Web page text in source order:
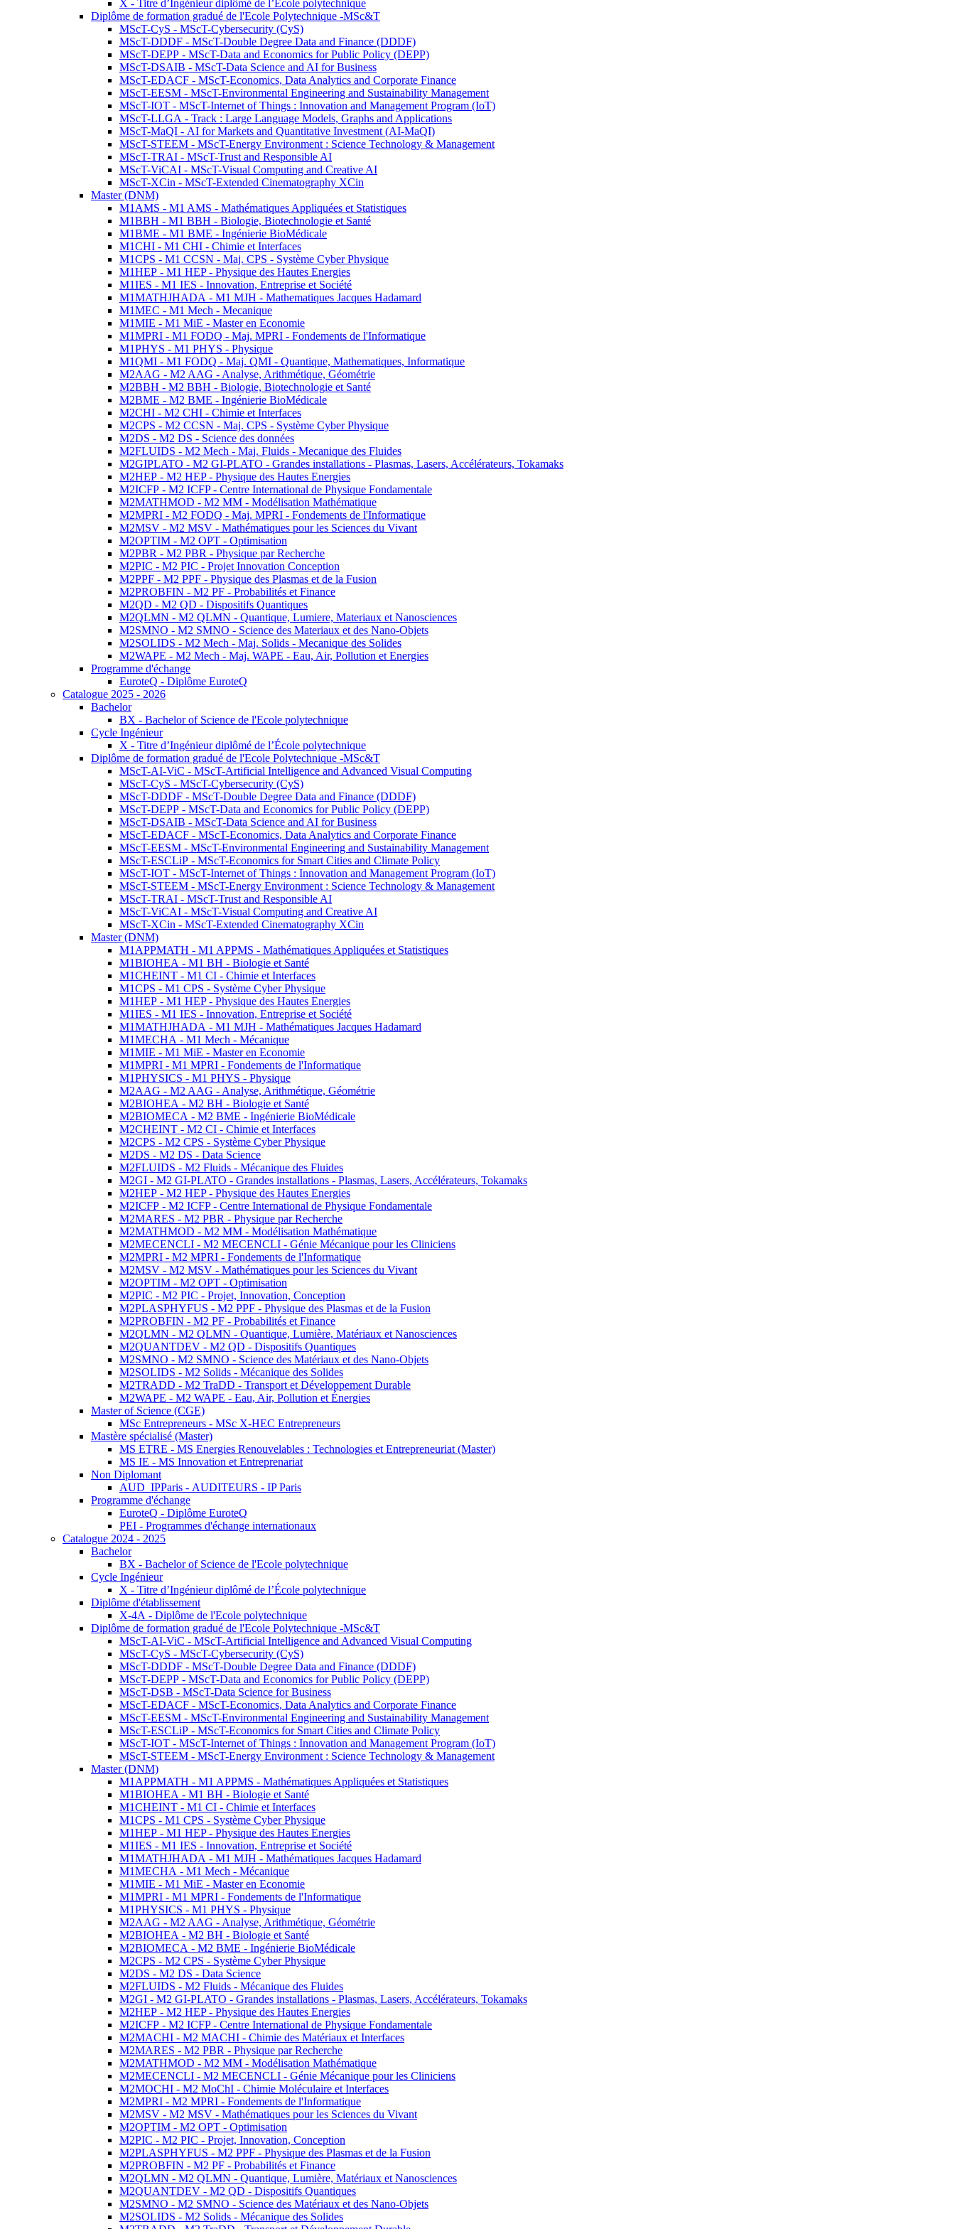
X - Titre d’Ingénieur diplômé de l’École polytechnique
Diplôme de formation gradué de l'Ecole Polytechnique -MSc&T
MScT-CyS - MScT-Cybersecurity (CyS)
MScT-DDDF - MScT-Double Degree Data and Finance (DDDF)
MScT-DEPP - MScT-Data and Economics for Public Policy (DEPP)
MScT-DSAIB - MScT-Data Science and AI for Business
MScT-EDACF - MScT-Economics, Data Analytics and Corporate Finance
MScT-EESM - MScT-Environmental Engineering and Sustainability Management
MScT-IOT - MScT-Internet of Things : Innovation and Management Program (IoT)
MScT-LLGA - Track : Large Language Models, Graphs and Applications
MScT-MaQI - AI for Markets and Quantitative Investment (AI-MaQI)
MScT-STEEM - MScT-Energy Environment : Science Technology & Management
MScT-TRAI - MScT-Trust and Responsible AI
MScT-ViCAI - MScT-Visual Computing and Creative AI
MScT-XCin - MScT-Extended Cinematography XCin
Master (DNM)
M1AMS - M1 AMS - Mathématiques Appliquées et Statistiques
M1BBH - M1 BBH - Biologie, Biotechnologie et Santé
M1BME - M1 BME - Ingénierie BioMédicale
M1CHI - M1 CHI - Chimie et Interfaces
M1CPS - M1 CCSN - Maj. CPS - Système Cyber Physique
M1HEP - M1 HEP - Physique des Hautes Energies
M1IES - M1 IES - Innovation, Entreprise et Société
M1MATHJHADA - M1 MJH - Mathematiques Jacques Hadamard
M1MEC - M1 Mech - Mecanique
M1MIE - M1 MiE - Master en Economie
M1MPRI - M1 FODQ - Maj. MPRI - Fondements de l'Informatique
M1PHYS - M1 PHYS - Physique
M1QMI - M1 FODQ - Maj. QMI - Quantique, Mathematiques, Informatique
M2AAG - M2 AAG - Analyse, Arithmétique, Géométrie
M2BBH - M2 BBH - Biologie, Biotechnologie et Santé
M2BME - M2 BME - Ingénierie BioMédicale
M2CHI - M2 CHI - Chimie et Interfaces
M2CPS - M2 CCSN - Maj. CPS - Système Cyber Physique
M2DS - M2 DS - Science des données
M2FLUIDS - M2 Mech - Maj. Fluids - Mecanique des Fluides
M2GIPLATO - M2 GI-PLATO - Grandes installations - Plasmas, Lasers, Accélérateurs, Tokamaks
M2HEP - M2 HEP - Physique des Hautes Energies
M2ICFP - M2 ICFP - Centre International de Physique Fondamentale
M2MATHMOD - M2 MM - Modélisation Mathématique
M2MPRI - M2 FODQ - Maj. MPRI - Fondements de l'Informatique
M2MSV - M2 MSV - Mathématiques pour les Sciences du Vivant
M2OPTIM - M2 OPT - Optimisation
M2PBR - M2 PBR - Physique par Recherche
M2PIC - M2 PIC - Projet Innovation Conception
M2PPF - M2 PPF - Physique des Plasmas et de la Fusion
M2PROBFIN - M2 PF - Probabilités et Finance
M2QD - M2 QD - Dispositifs Quantiques
M2QLMN - M2 QLMN - Quantique, Lumiere, Materiaux et Nanosciences
M2SMNO - M2 SMNO - Science des Materiaux et des Nano-Objets
M2SOLIDS - M2 Mech - Maj. Solids - Mecanique des Solides
M2WAPE - M2 Mech - Maj. WAPE - Eau, Air, Pollution et Energies
Programme d'échange
EuroteQ - Diplôme EuroteQ
Catalogue 2025 - 2026
Bachelor
BX - Bachelor of Science de l'Ecole polytechnique
Cycle Ingénieur
X - Titre d’Ingénieur diplômé de l’École polytechnique
Diplôme de formation gradué de l'Ecole Polytechnique -MSc&T
MScT-AI-ViC - MScT-Artificial Intelligence and Advanced Visual Computing
MScT-CyS - MScT-Cybersecurity (CyS)
MScT-DDDF - MScT-Double Degree Data and Finance (DDDF)
MScT-DEPP - MScT-Data and Economics for Public Policy (DEPP)
MScT-DSAIB - MScT-Data Science and AI for Business
MScT-EDACF - MScT-Economics, Data Analytics and Corporate Finance
MScT-EESM - MScT-Environmental Engineering and Sustainability Management
MScT-ESCLiP - MScT-Economics for Smart Cities and Climate Policy
MScT-IOT - MScT-Internet of Things : Innovation and Management Program (IoT)
MScT-STEEM - MScT-Energy Environment : Science Technology & Management
MScT-TRAI - MScT-Trust and Responsible AI
MScT-ViCAI - MScT-Visual Computing and Creative AI
MScT-XCin - MScT-Extended Cinematography XCin
Master (DNM)
M1APPMATH - M1 APPMS - Mathématiques Appliquées et Statistiques
M1BIOHEA - M1 BH - Biologie et Santé
M1CHEINT - M1 CI - Chimie et Interfaces
M1CPS - M1 CPS - Système Cyber Physique
M1HEP - M1 HEP - Physique des Hautes Energies
M1IES - M1 IES - Innovation, Entreprise et Société
M1MATHJHADA - M1 MJH - Mathématiques Jacques Hadamard
M1MECHA - M1 Mech - Mécanique
M1MIE - M1 MiE - Master en Economie
M1MPRI - M1 MPRI - Fondements de l'Informatique
M1PHYSICS - M1 PHYS - Physique
M2AAG - M2 AAG - Analyse, Arithmétique, Géométrie
M2BIOHEA - M2 BH - Biologie et Santé
M2BIOMECA - M2 BME - Ingénierie BioMédicale
M2CHEINT - M2 CI - Chimie et Interfaces
M2CPS - M2 CPS - Système Cyber Physique
M2DS - M2 DS - Data Science
M2FLUIDS - M2 Fluids - Mécanique des Fluides
M2GI - M2 GI-PLATO - Grandes installations - Plasmas, Lasers, Accélérateurs, Tokamaks
M2HEP - M2 HEP - Physique des Hautes Energies
M2ICFP - M2 ICFP - Centre International de Physique Fondamentale
M2MARES - M2 PBR - Physique par Recherche
M2MATHMOD - M2 MM - Modélisation Mathématique
M2MECENCLI - M2 MECENCLI - Génie Mécanique pour les Cliniciens
M2MPRI - M2 MPRI - Fondements de l'Informatique
M2MSV - M2 MSV - Mathématiques pour les Sciences du Vivant
M2OPTIM - M2 OPT - Optimisation
M2PIC - M2 PIC - Projet, Innovation, Conception
M2PLASPHYFUS - M2 PPF - Physique des Plasmas et de la Fusion
M2PROBFIN - M2 PF - Probabilités et Finance
M2QLMN - M2 QLMN - Quantique, Lumière, Matériaux et Nanosciences
M2QUANTDEV - M2 QD - Dispositifs Quantiques
M2SMNO - M2 SMNO - Science des Matériaux et des Nano-Objets
M2SOLIDS - M2 Solids - Mécanique des Solides
M2TRADD - M2 TraDD - Transport et Développement Durable
M2WAPE - M2 WAPE - Eau, Air, Pollution et Énergies
Master of Science (CGE)
MSc Entrepreneurs - MSc X-HEC Entrepreneurs
Mastère spécialisé (Master)
MS ETRE - MS Energies Renouvelables : Technologies et Entrepreneuriat (Master)
MS IE - MS Innovation et Entreprenariat
Non Diplomant
AUD_IPParis - AUDITEURS - IP Paris
Programme d'échange
EuroteQ - Diplôme EuroteQ
PEI - Programmes d'échange internationaux
Catalogue 2024 - 2025
Bachelor
BX - Bachelor of Science de l'Ecole polytechnique
Cycle Ingénieur
X - Titre d’Ingénieur diplômé de l’École polytechnique
Diplôme d'établissement
X-4A - Diplôme de l'Ecole polytechnique
Diplôme de formation gradué de l'Ecole Polytechnique -MSc&T
MScT-AI-ViC - MScT-Artificial Intelligence and Advanced Visual Computing
MScT-CyS - MScT-Cybersecurity (CyS)
MScT-DDDF - MScT-Double Degree Data and Finance (DDDF)
MScT-DEPP - MScT-Data and Economics for Public Policy (DEPP)
MScT-DSB - MScT-Data Science for Business
MScT-EDACF - MScT-Economics, Data Analytics and Corporate Finance
MScT-EESM - MScT-Environmental Engineering and Sustainability Management
MScT-ESCLiP - MScT-Economics for Smart Cities and Climate Policy
MScT-IOT - MScT-Internet of Things : Innovation and Management Program (IoT)
MScT-STEEM - MScT-Energy Environment : Science Technology & Management
Master (DNM)
M1APPMATH - M1 APPMS - Mathématiques Appliquées et Statistiques
M1BIOHEA - M1 BH - Biologie et Santé
M1CHEINT - M1 CI - Chimie et Interfaces
M1CPS - M1 CPS - Système Cyber Physique
M1HEP - M1 HEP - Physique des Hautes Energies
M1IES - M1 IES - Innovation, Entreprise et Société
M1MATHJHADA - M1 MJH - Mathématiques Jacques Hadamard
M1MECHA - M1 Mech - Mécanique
M1MIE - M1 MiE - Master en Economie
M1MPRI - M1 MPRI - Fondements de l'Informatique
M1PHYSICS - M1 PHYS - Physique
M2AAG - M2 AAG - Analyse, Arithmétique, Géométrie
M2BIOHEA - M2 BH - Biologie et Santé
M2BIOMECA - M2 BME - Ingénierie BioMédicale
M2CPS - M2 CPS - Système Cyber Physique
M2DS - M2 DS - Data Science
M2FLUIDS - M2 Fluids - Mécanique des Fluides
M2GI - M2 GI-PLATO - Grandes installations - Plasmas, Lasers, Accélérateurs, Tokamaks
M2HEP - M2 HEP - Physique des Hautes Energies
M2ICFP - M2 ICFP - Centre International de Physique Fondamentale
M2MACHI - M2 MACHI - Chimie des Matériaux et Interfaces
M2MARES - M2 PBR - Physique par Recherche
M2MATHMOD - M2 MM - Modélisation Mathématique
M2MECENCLI - M2 MECENCLI - Génie Mécanique pour les Cliniciens
M2MOCHI - M2 MoChI - Chimie Moléculaire et Interfaces
M2MPRI - M2 MPRI - Fondements de l'Informatique
M2MSV - M2 MSV - Mathématiques pour les Sciences du Vivant
M2OPTIM - M2 OPT - Optimisation
M2PIC - M2 PIC - Projet, Innovation, Conception
M2PLASPHYFUS - M2 PPF - Physique des Plasmas et de la Fusion
M2PROBFIN - M2 PF - Probabilités et Finance
M2QLMN - M2 QLMN - Quantique, Lumière, Matériaux et Nanosciences
M2QUANTDEV - M2 QD - Dispositifs Quantiques
M2SMNO - M2 SMNO - Science des Matériaux et des Nano-Objets
M2SOLIDS - M2 Solids - Mécanique des Solides